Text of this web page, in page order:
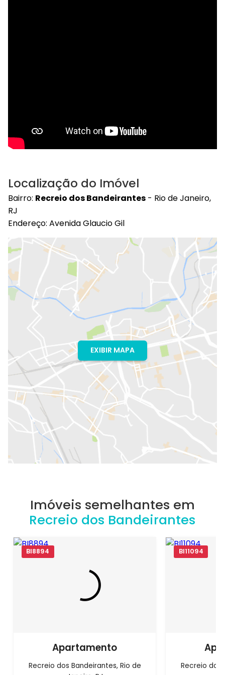
Localização do Imóvel
Bairro: Recreio dos Bandeirantes - Rio de Janeiro,
RJ
Endereço: Avenida Glaucio Gil
EXIBIR MAPA
Imóveis semelhantes em
Recreio dos Bandeirantes
BI8894
Apartamento
Recreio dos Bandeirantes, Rio de
BI11094
Recreio dos